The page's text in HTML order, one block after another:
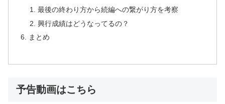
最後の終わり方から続編への繋がり方を考察
興行成績はどうなってるの？
まとめ
予告動画はこちら